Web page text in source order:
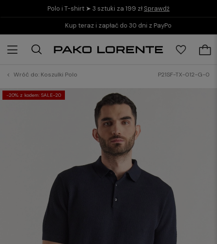
Polo i T-shirt ➤ 3 sztuki za 199 zł Sprawdź
Kup teraz i zapłać do 30 dni z PayPo
Wróć do: Koszulki Polo P21SF-TX-012-G-0
-20% z kodem: SALE-20